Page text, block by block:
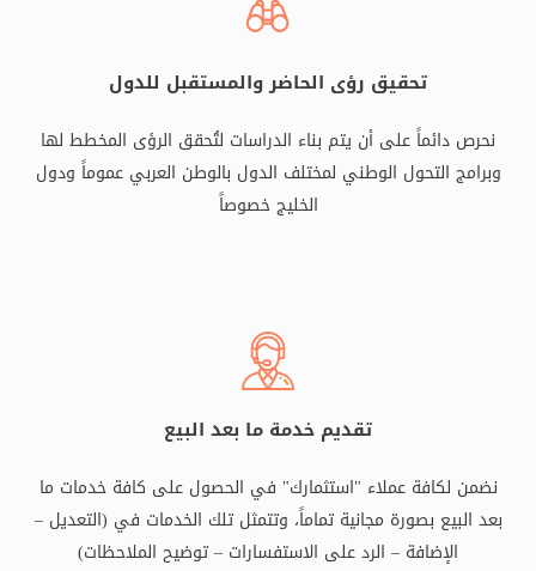
تحقيق رؤى الحاضر والمستقبل للدول
نحرص دائماً على أن يتم بناء الدراسات لتُحقق الرؤى المخطط لها
وبرامج التحول الوطني لمختلف الدول بالوطن العربي عموماً ودول
الخليج خصوصاً
تقديم خدمة ما بعد البيع
نضمن لكافة عملاء "استثمارك" في الحصول على كافة خدمات ما
بعد البيع بصورة مجانية تماماً، وتتمثل تلك الخدمات في (التعديل –
الإضافة – الرد على الاستفسارات – توضيح الملاحظات)